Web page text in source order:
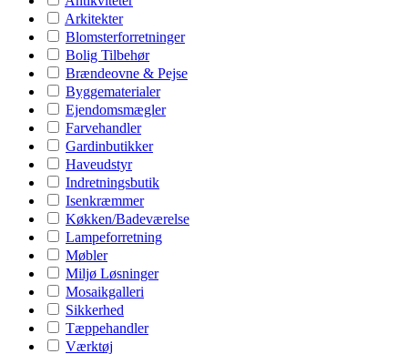
Arkitekter
Blomsterforretninger
Bolig Tilbehør
Brændeovne & Pejse
Byggematerialer
Ejendomsmægler
Farvehandler
Gardinbutikker
Haveudstyr
Indretningsbutik
Isenkræmmer
Køkken/Badeværelse
Lampeforretning
Møbler
Miljø Løsninger
Mosaikgalleri
Sikkerhed
Tæppehandler
Værktøj